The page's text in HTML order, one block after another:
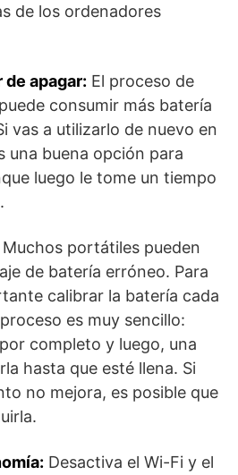
de los ordenadores
apagar: El proceso de
consumir más batería
vas a utilizarlo de nuevo en
una buena opción para
luego le tome un tiempo
Muchos portátiles pueden
de batería erróneo. Para
calibrar la batería cada
es muy sencillo:
completo y luego, una
hasta que esté llena. Si
no mejora, es posible que
Desactiva el Wi-Fi y el